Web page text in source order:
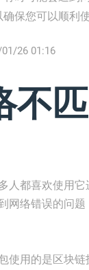
保您可以顺利
26 01:16
不
人都喜欢使用
网络错误的问
使用的是区块